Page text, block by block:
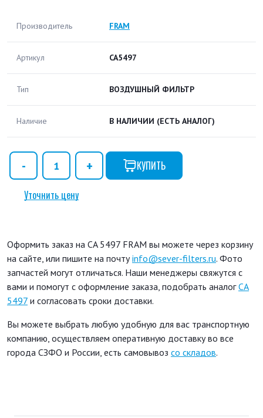
Производитель FRAM
Артикул CA5497
Тип ВОЗДУШНЫЙ ФИЛЬТР
Наличие В НАЛИЧИИ (ЕСТЬ АНАЛОГ)
КУПИТЬ
Уточнить цену
Оформить заказ на CA 5497 FRAM вы можете через корзину
на сайте, или пишите на почтуinfo@sever-filters.ru. Фото
запчастей могут отличаться. Наши менеджеры свяжутся с
вами и помогут с оформление заказа, подобрать аналогCA
5497 и согласовать сроки доставки.
Вы можете выбрать любую удобную для вас транспортную
компанию, осуществляем оперативную доставку во все
города СЗФО и России, есть самовывоз со складов.